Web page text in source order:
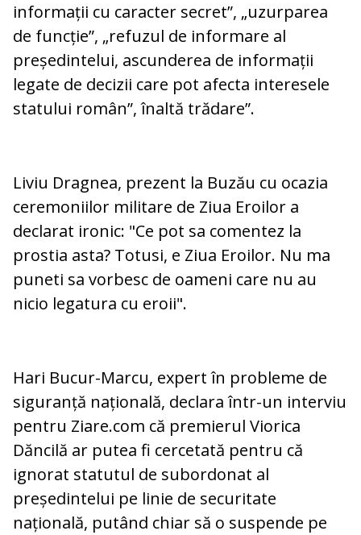
informații cu caracter secret”, „uzurparea
de funcție”, „refuzul de informare al
președintelui, ascunderea de informații
legate de decizii care pot afecta interesele
statului român”, înaltă trădare”.
Liviu Dragnea, prezent la Buzău cu ocazia
ceremoniilor militare de Ziua Eroilor a
declarat ironic: "Ce pot sa comentez la
prostia asta? Totusi, e Ziua Eroilor. Nu ma
puneti sa vorbesc de oameni care nu au
nicio legatura cu eroii".
Hari Bucur-Marcu, expert în probleme de
siguranță națională, declara într-un interviu
pentru Ziare.com că premierul Viorica
Dăncilă ar putea fi cercetată pentru că
ignorat statutul de subordonat al
președintelui pe linie de securitate
națională, putând chiar să o suspende pe